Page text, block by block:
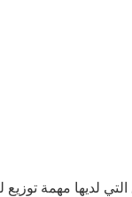
التي لديها مهمة